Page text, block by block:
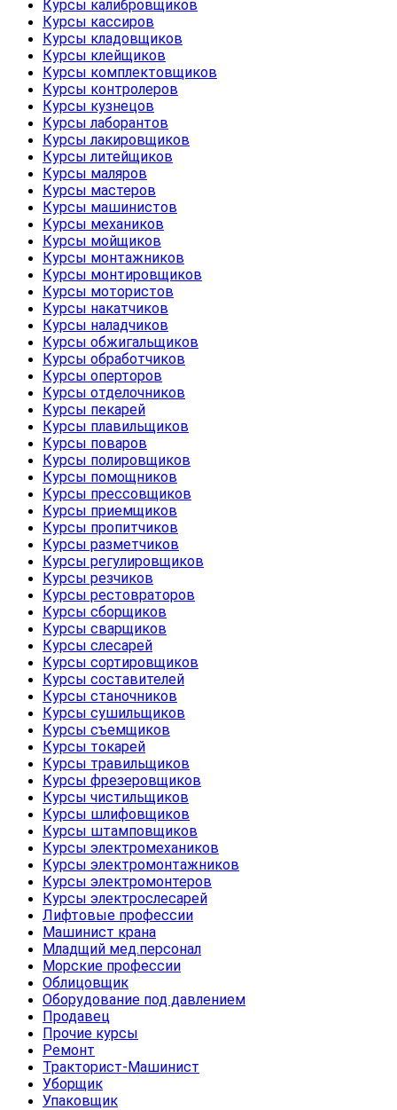
Курсы калибровщиков
Курсы кассиров
Курсы кладовщиков
Курсы клейщиков
Курсы комплектовщиков
Курсы контролеров
Курсы кузнецов
Курсы лаборантов
Курсы лакировщиков
Курсы литейщиков
Курсы маляров
Курсы мастеров
Курсы машинистов
Курсы механиков
Курсы мойщиков
Курсы монтажников
Курсы монтировщиков
Курсы мотористов
Курсы накатчиков
Курсы наладчиков
Курсы обжигальщиков
Курсы обработчиков
Курсы оперторов
Курсы отделочников
Курсы пекарей
Курсы плавильщиков
Курсы поваров
Курсы полировщиков
Курсы помощников
Курсы прессовщиков
Курсы приемщиков
Курсы пропитчиков
Курсы разметчиков
Курсы регулировщиков
Курсы резчиков
Курсы рестовраторов
Курсы сборщиков
Курсы сварщиков
Курсы слесарей
Курсы сортировщиков
Курсы составителей
Курсы станочников
Курсы сушильщиков
Курсы съемщиков
Курсы токарей
Курсы травильщиков
Курсы фрезеровщиков
Курсы чистильщиков
Курсы шлифовщиков
Курсы штамповщиков
Курсы электромехаников
Курсы электромонтажников
Курсы электромонтеров
Курсы электрослесарей
Лифтовые профессии
Машинист крана
Младщий мед.персонал
Морские профессии
Облицовщик
Оборудование под давлением
Продавец
Прочие курсы
Ремонт
Тракторист-Машинист
Уборщик
Упаковщик